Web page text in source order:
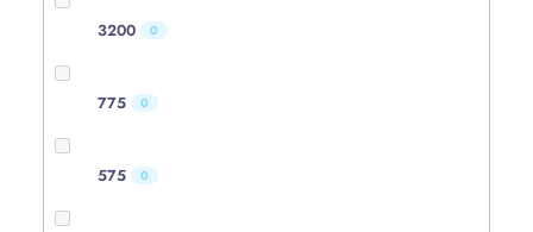
3200 0
775 0
575 0